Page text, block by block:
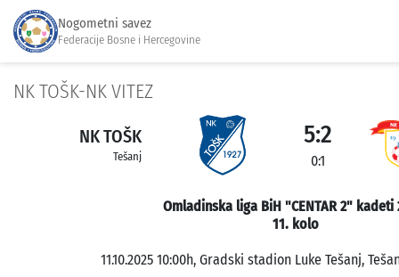
Nogometni savez
Federacije Bosne i Hercegovine
NK TOŠK-NK VITEZ
NK TOŠK
Tešanj
5:2
0:1
Omladinska liga BiH "CENTAR 2" kadeti
11. kolo
11.10.2025 10:00h, Gradski stadion Luke Tešanj,